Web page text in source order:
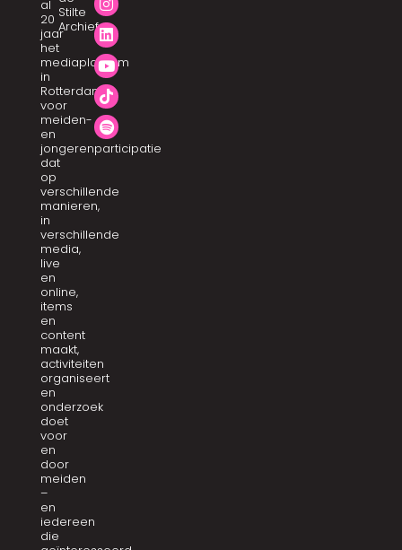
al
20
jaar
het
mediaplatform
in
Rotterdam
voor
meiden-
en
jongerenparticipatie
dat
op
verschillende
manieren,
in
verschillende
media,
live
en
online,
items
en
content
maakt,
activiteiten
organiseert
en
onderzoek
doet
voor
en
door
meiden
–
en
iedereen
die
Stilte
Archief